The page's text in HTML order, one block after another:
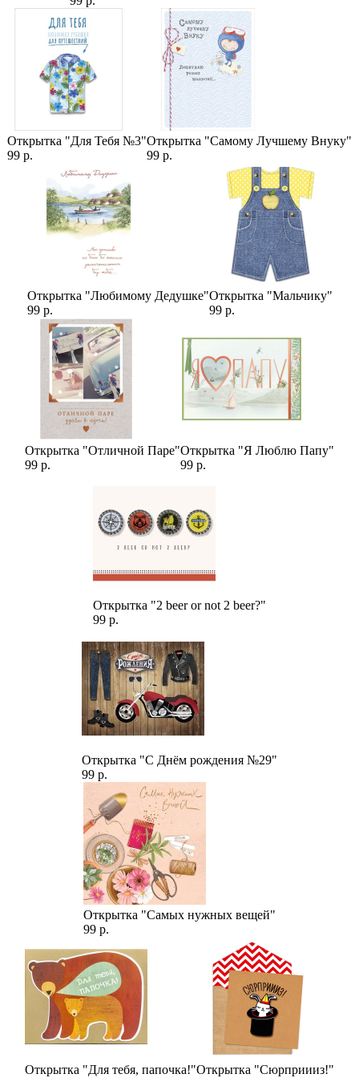
О букете:
Гербера микс по цвету может отличаться от фотографии,
согласовать конкретные цвета или цвета как на фото - нельзя.
Открытка "Для Тебя №3"
99 р.
Открытка "Самому Лучшему Внуку"
99 р.
Открытка "Любимому Дедушке"
99 р.
Открытка "Мальчику"
99 р.
Открытка "Отличной Паре"
99 р.
Открытка "Я Люблю Папу"
99 р.
Открытка "2 beer or not 2 beer?"
99 р.
Открытка "С Днём рождения №29"
99 р.
Открытка "Самых нужных вещей"
99 р.
Открытка "Для тебя, папочка!"Открытка "Сюрприииз!"